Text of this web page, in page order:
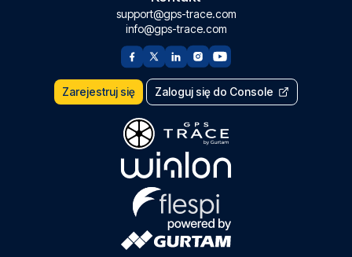
support@gps-trace.com
info@gps-trace.com
Zarejestruj się Zaloguj się do Console